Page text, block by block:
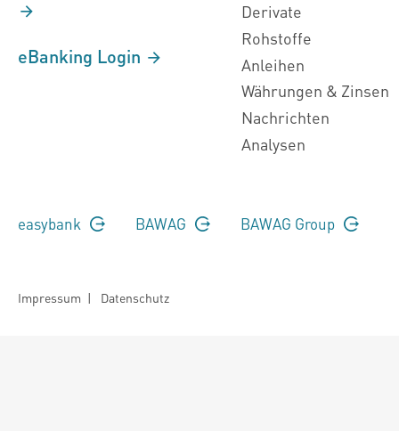
eBanking Login
Derivate
Rohstoffe
Anleihen
Währungen & Zinsen
Nachrichten
Analysen
easybank BAWAG BAWAG Group
Impressum | Datenschutz